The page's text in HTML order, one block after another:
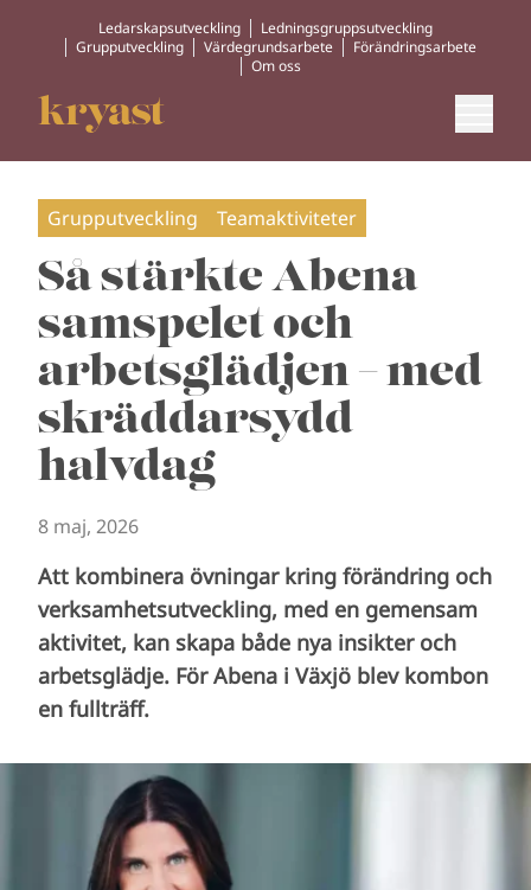
Ledarskapsutveckling
Ledningsgruppsutveckling
Grupputveckling
Värdegrundsarbete
Förändringsarbete
Om oss
Grupputveckling Teamaktiviteter
Så stärkte Abena
samspelet och
arbetsglädjen – med
skräddarsydd
halvdag
8 maj, 2026
Att kombinera övningar kring förändring och
verksamhetsutveckling, med en gemensam
aktivitet, kan skapa både nya insikter och
arbetsglädje. För Abena i Växjö blev kombon
en fullträff.